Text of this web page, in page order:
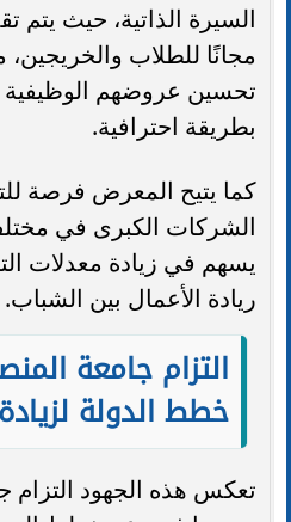
السيرة الذاتية، حيث يتم
مجانًا للطلاب
تحسين عروضهم الوظيفية
بطريقة احترافية.
كما يتيح المعرض فرصة
الشركات الكبرى في
يسهم في زيادة معدلات
ريادة الأعمال بين الشباب.
التزام جامعة
خطط الدولة
تعكس هذه الجهود التزام